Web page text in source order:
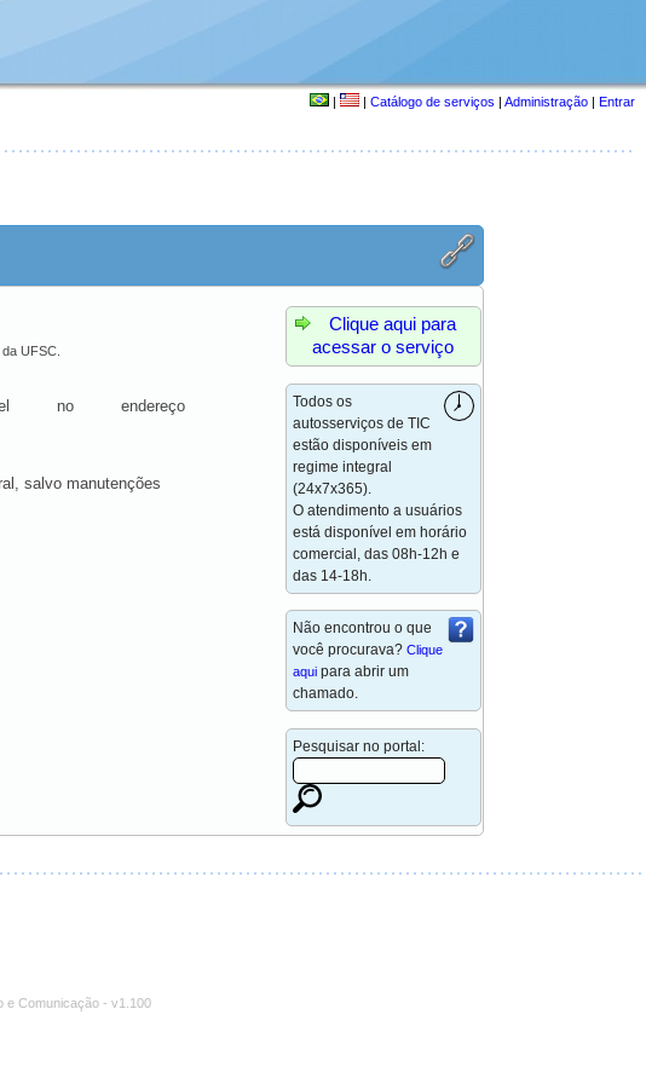
| | Catálogo de serviços | Administração | Entrar
Clique aqui para
acessar o serviço
Todos os
autosserviços de TIC
estão disponíveis em
regime integral
(24x7x365).
O atendimento a usuários
está disponível em horário
comercial, das 08h-12h e
das 14-18h.
Não encontrou o que
você procurava? Clique
aquipara abrir um
chamado.
Pesquisar no portal:
UFSC.
no endereço
salvo manutenções
e Comunicação- v1.100